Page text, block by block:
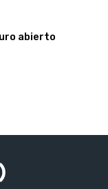
abierto